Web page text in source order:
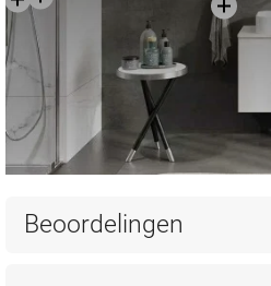
Beoordelingen